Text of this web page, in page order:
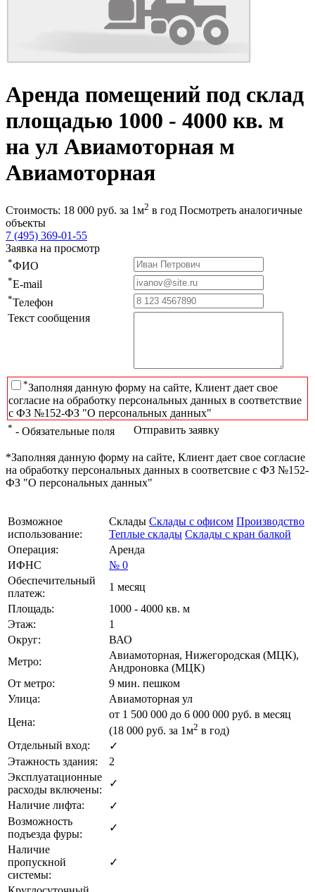
Аренда помещений под склад
площадью 1000 - 4000 кв. м
на ул Авиамоторная м
Авиамоторная
Стоимость: 18 000 руб. за 1м2 в год Посмотреть аналогичные
объекты
7 (495) 369-01-55
Заявка на просмотр
*ФИО
*E-mail
*Телефон
Текст сообщения
*Заполняя данную форму на сайте, Клиент дает свое
согласие на обработку персональных данных в соответствие
с ФЗ №152-ФЗ "О персональных данных"
* - Обязательные поля Отправить заявку
*Заполняя данную форму на сайте, Клиент дает свое согласие
на обработку персональных данных в соответсвие с ФЗ №152-
ФЗ "О персональных данных"
Возможное
использование:
Склады Склады с офисом Производство
Теплые склады Склады с кран балкой
Операция:
Аренда
ИФНС
№ 0
Обеспечительный
платеж:
1 месяц
Площадь:
1000 - 4000 кв. м
Этаж:
1
Округ:
ВАО
Метро:
Авиамоторная, Нижегородская (МЦК),
Андроновка (МЦК)
От метро:
9 мин. пешком
Улица:
Авиамоторная ул
Цена:
от 1 500 000 до 6 000 000 руб. в месяц
(18 000 руб. за 1м2 в год)
Отдельный вход:
✓
Этажность здания:
2
Эксплуатационные
расходы включены:
✓
Наличие лифта:
✓
Возможность
подъезда фуры:
✓
Наличие
пропускной
системы:
✓